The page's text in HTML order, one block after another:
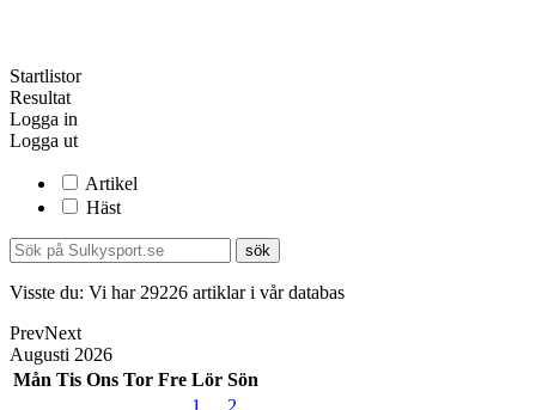
Startlistor
Resultat
Logga in
Logga ut
Artikel
Häst
Visste du: Vi har 29226 artiklar i vår databas
PrevNext
Augusti 2026
Mån Tis Ons Tor Fre Lör Sön
1
2